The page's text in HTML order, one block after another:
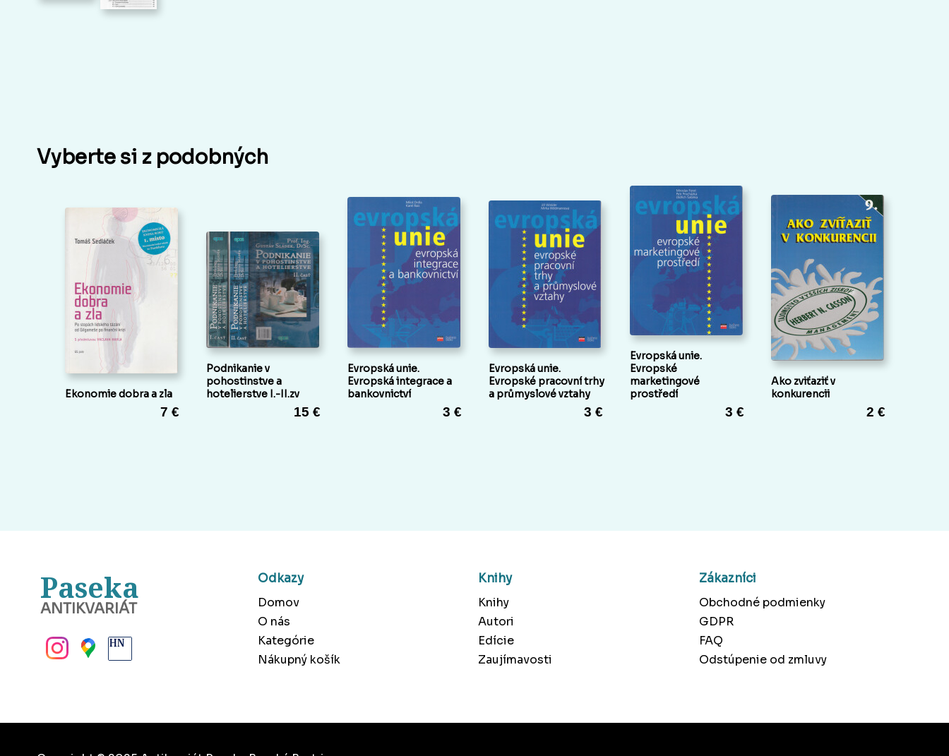
Vyberte si z podobných
Ekonomie dobra a zla
7 €
Podnikanie v
pohostinstve a
hotelierstve I.-II.zv
15 €
Evropská unie.
Evropská integrace a
bankovnictví
3 €
Evropská unie.
Evropské pracovní trhy
a průmyslové vztahy
3 €
Evropská unie.
Evropské
marketingové
prostředí
3 €
Ako zviťaziť v
konkurencii
2 €
Paseka
ANTIKVARIÁT
Odkazy
Domov
O nás
Kategórie
Nákupný košík
Knihy
Knihy
Autori
Edície
Zaujímavosti
Zákazníci
Obchodné podmienky
GDPR
FAQ
Odstúpenie od zmluvy